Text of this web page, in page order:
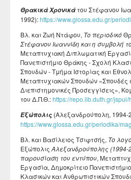
Θρακικά Χρονικάτου Στέφανου
1992):https://www.glossa.edu.gr/
Βλ. και Ζωή Ντάφου, Το περιοδικό
Στέφανου Ιωαννίδη και η συμβολή
Μεταπτυχιακή Διπλωματική
Πανεπιστήμιο Θράκης - Σχολή
Σπουδών - Τμήμα Ιστορίας και
Μεταπτυχιακών Σπουδών «Σπουδές
Διεπιστημονικές Προσεγγίσεις»,
του Δ.Π.Θ.:https://repo.lib.duth.gr/
Εξώπολις (Αλεξανδρούπολη, 1994-
https://www.glossa.edu.gr/periodika/
Βλ. και Βασίλειος Τσιφτσής, Το
Εξώπολις Αλεξανδρούπολης (1994-
παρουσίαση του εντύπου,
Εργασία, Δημοκρίτειο
Κλασικών και Ανθρωπιστικών